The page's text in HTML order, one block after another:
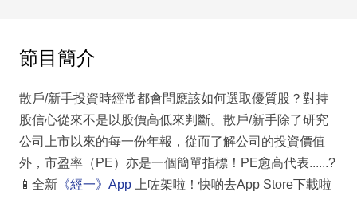
節目簡介
散戶/新手投資時經常都會問應該如何選取優質股？對持
股信心從來不是以股價高低來判斷。散戶/新手除了研究
公司上市以來的每一份年報，從而了解公司的投資價值
外，市盈率（PE）亦是一個簡單指標！PE愈高代表......?
📱 全新 《經一》 App 上咗架啦！快啲去App Store下載啦